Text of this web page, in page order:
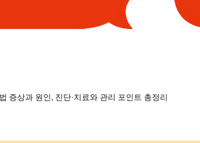
증상과 원인, 진단·치료와 관리 포인트 총정리